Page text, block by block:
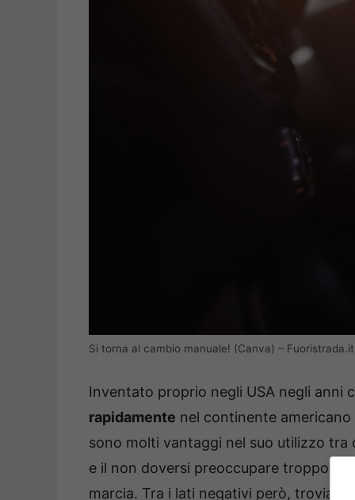
Si torna al cambio manuale! (Canva) – Fuoristrada.it
Inventato proprio negli USA negli anni
rapidamente nel continente
sono molti vantaggi nel suo utilizzo
e il non doversi preoccupare troppo
marcia. Tra i lati negativi però,